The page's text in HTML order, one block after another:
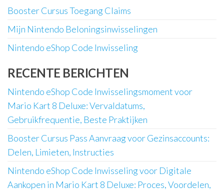
Booster Cursus Toegang Claims
Mijn Nintendo Beloningsinwisselingen
Nintendo eShop Code Inwisseling
RECENTE BERICHTEN
Nintendo eShop Code Inwisselingsmoment voor
Mario Kart 8 Deluxe: Vervaldatums,
Gebruikfrequentie, Beste Praktijken
Booster Cursus Pass Aanvraag voor Gezinsaccounts:
Delen, Limieten, Instructies
Nintendo eShop Code Inwisseling voor Digitale
Aankopen in Mario Kart 8 Deluxe: Proces, Voordelen,